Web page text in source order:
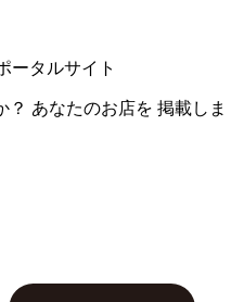
ータルサイト
？ あなたのお店を 掲載しま